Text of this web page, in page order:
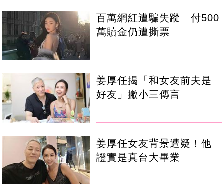
百萬網紅遭騙失蹤 付500
萬贖金仍遭撕票
姜厚任揭「和女友前夫是
好友」撇小三傳言
姜厚任女友背景遭疑！他
證實是真台大畢業